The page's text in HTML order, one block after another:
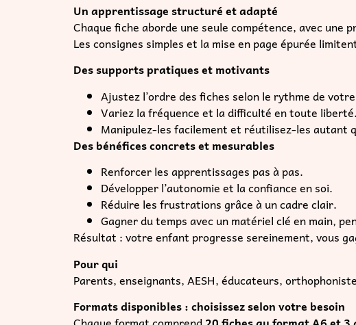
Manipulez-les facilement et réutilisez-les autant
Des bénéfices concrets et mesurables
Renforcer les apprentissages pas à pas.
Développer l’autonomie et la confiance en soi.
Gagner du temps avec un matériel clé en main,
Résultat : votre enfant progresse sereinement, vous
Pour qui
Formats disponibles : choisissez selon votre besoin
Chaque format comprend20 fiches au format A6 et 3
plastifiées avec un scratch.
Téléchargeable (PDF): recevez immédiatement
Kit: vous recevez les fiches imprimées en A4 et
scratch puis vous les reliez. Une solution plus
préparation.